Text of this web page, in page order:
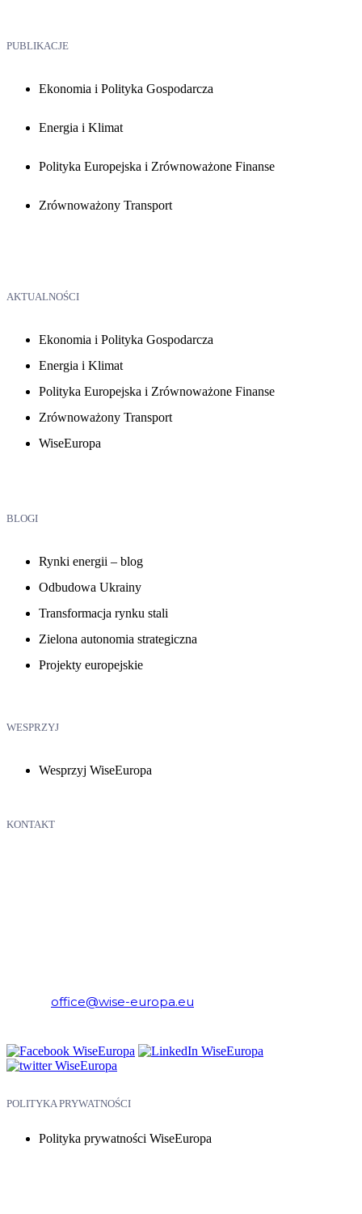
PUBLIKACJE
Ekonomia i Polityka Gospodarcza
Energia i Klimat
Polityka Europejska i Zrównoważone Finanse
Zrównoważony Transport
AKTUALNOŚCI
Ekonomia i Polityka Gospodarcza
Energia i Klimat
Polityka Europejska i Zrównoważone Finanse
Zrównoważony Transport
WiseEuropa
BLOGI
Rynki energii – blog
Odbudowa Ukrainy
Transformacja rynku stali
Zielona autonomia strategiczna
Projekty europejskie
WESPRZYJ
Wesprzyj WiseEuropa
KONTAKT
office@wise-europa.eu
POLITYKA PRYWATNOŚCI
Polityka prywatności WiseEuropa